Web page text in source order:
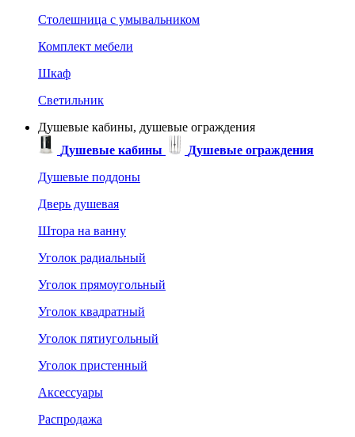
Столешница с умывальником
Комплект мебели
Шкаф
Светильник
Душевые кабины, душевые ограждения
Душевые кабины
Душевые ограждения
Душевые поддоны
Дверь душевая
Штора на ванну
Уголок радиальный
Уголок прямоугольный
Уголок квадратный
Уголок пятиугольный
Уголок пристенный
Аксессуары
Распродажа